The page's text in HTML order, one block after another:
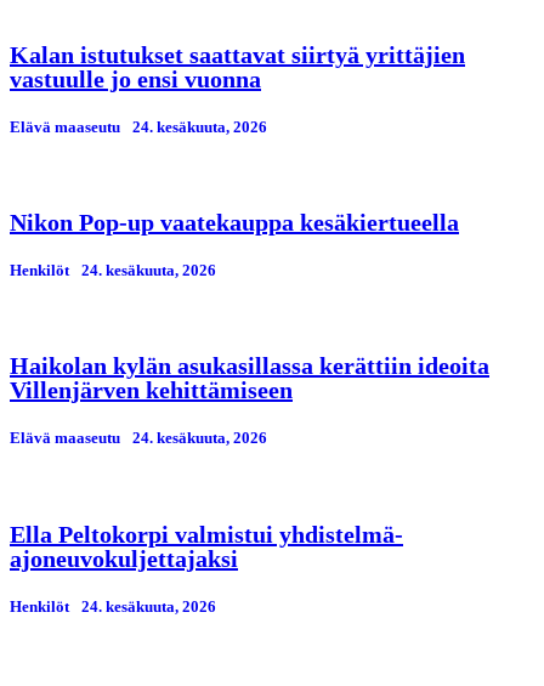
Kalan istutukset saattavat siirtyä yrittäjien
vastuulle jo ensi vuonna
Elävä maaseutu 24. kesäkuuta, 2026
Nikon Pop-up vaatekauppa kesäkiertueella
Henkilöt 24. kesäkuuta, 2026
Haikolan kylän asukasillassa kerättiin ideoita
Villenjärven kehittämiseen
Elävä maaseutu 24. kesäkuuta, 2026
Ella Peltokorpi valmistui yhdistelmä-
ajoneuvokuljettajaksi
Henkilöt 24. kesäkuuta, 2026